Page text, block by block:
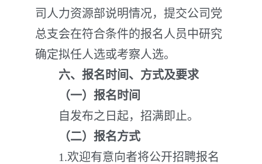
司人力资源部说明情况，提交公司党
总支会在符合条件的报名人员中研究
确定拟任人选或考察人选。
六、报名时间、方式及要求
（一）报名时间
自发布之日起，招满即止。
（二）报名方式
1.欢迎有意向者将公开招聘报名